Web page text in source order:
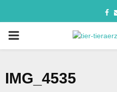
IMG_4535